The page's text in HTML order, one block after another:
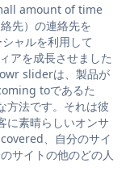
amount of time
先）の連絡先を
ャルを利用して
アを成長させました
sliderは、製品が
toであるた
方法です。それは彼
に素晴らしいオンサ
、自分のサイ
サイトの他のどの人